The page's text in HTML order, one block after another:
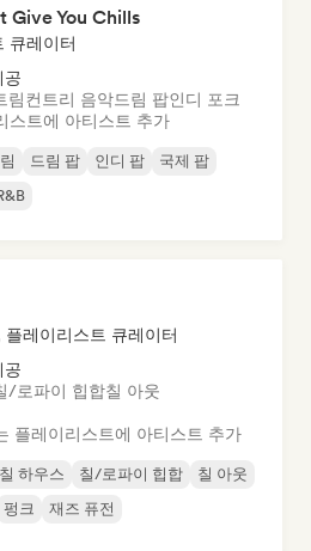
Give You Chills
큐레이터
공
림컨트리 음악드림 팝인디 포크
스트에 아티스트 추가
드림 팝 인디 팝
국제 팝
레이리스트 큐레이터
공
/로파이 힙합칠 아웃
플레이리스트에 아티스트 추가
칠 하우스 칠/로파이 힙합
칠 아웃
펑크 재즈 퓨전